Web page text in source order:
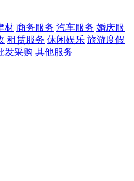
材 商务服务 汽车服务 婚庆服
租赁服务 休闲娱乐 旅游度假
发采购 其他服务